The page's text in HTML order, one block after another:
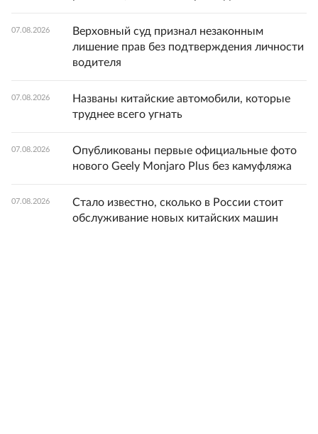
07.08.2026
Верховный суд признал незаконным
лишение прав без подтверждения личности
водителя
07.08.2026
Названы китайские автомобили, которые
труднее всего угнать
07.08.2026
Опубликованы первые официальные фото
нового Geely Monjaro Plus без камуфляжа
07.08.2026
Стало известно, сколько в России стоит
обслуживание новых китайских машин